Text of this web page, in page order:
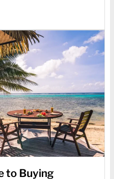
to Buying